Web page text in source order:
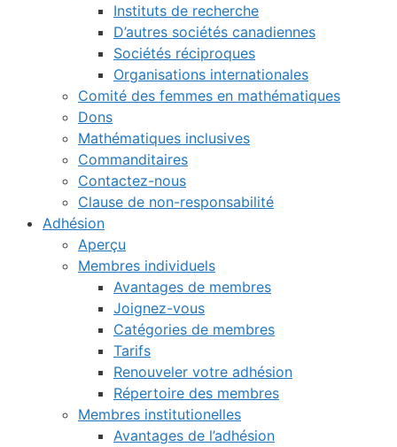
Instituts de recherche
D’autres sociétés canadiennes
Sociétés réciproques
Organisations internationales
Comité des femmes en mathématiques
Dons
Mathématiques inclusives
Commanditaires
Contactez-nous
Clause de non-responsabilité
Adhésion
Aperçu
Membres individuels
Avantages de membres
Joignez-vous
Catégories de membres
Tarifs
Renouveler votre adhésion
Répertoire des membres
Membres institutionelles
Avantages de l’adhésion